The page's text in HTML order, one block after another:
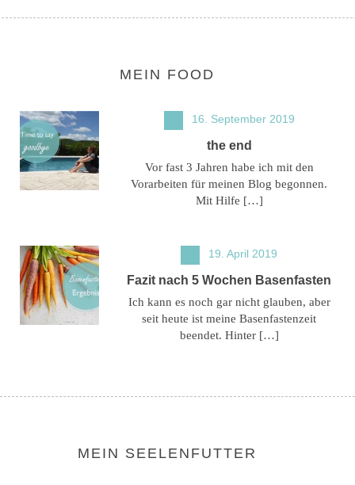
MEIN FOOD
16. September 2019
the end
Vor fast 3 Jahren habe ich mit den
Vorarbeiten für meinen Blog begonnen.
Mit Hilfe […]
19. April 2019
Fazit nach 5 Wochen Basenfasten
Ich kann es noch gar nicht glauben, aber
seit heute ist meine Basenfastenzeit
beendet. Hinter […]
MEIN SEELENFUTTER